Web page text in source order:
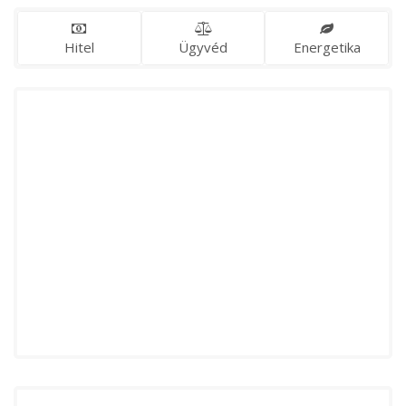
Hitel Ügyvéd Energetika